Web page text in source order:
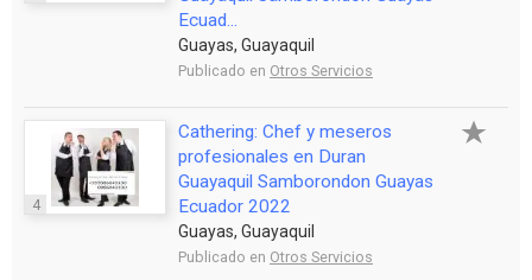
Ecuad...
Guayas, Guayaquil
Publicado en Otros Servicios
4
Cathering: Chef y meseros
profesionales en Duran
Guayaquil Samborondon Guayas
Ecuador 2022
Guayas, Guayaquil
Publicado en Otros Servicios